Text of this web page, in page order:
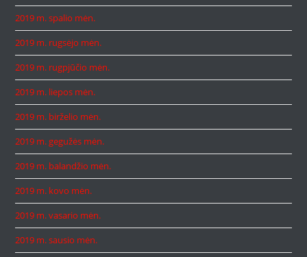
2019 m. spalio mėn.
2019 m. rugsėjo mėn.
2019 m. rugpjūčio mėn.
2019 m. liepos mėn.
2019 m. birželio mėn.
2019 m. gegužės mėn.
2019 m. balandžio mėn.
2019 m. kovo mėn.
2019 m. vasario mėn.
2019 m. sausio mėn.